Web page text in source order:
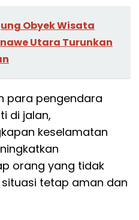
Obyek Wisata
Utara Turunkan
para pengendara
di jalan,
keselamatan
orang yang tidak
tetap aman dan